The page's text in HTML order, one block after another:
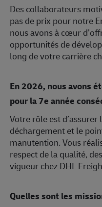
Des collaborateurs
pas de prix pour notre
nous avons à cœur
opportunités de
long de votre carrière
En 2026, nous avons
pour la 7e année
Votre rôle est d’assurer
déchargement et le
manutention. Vous
respect de la qualité,
vigueur chez DHL
Quelles sont les